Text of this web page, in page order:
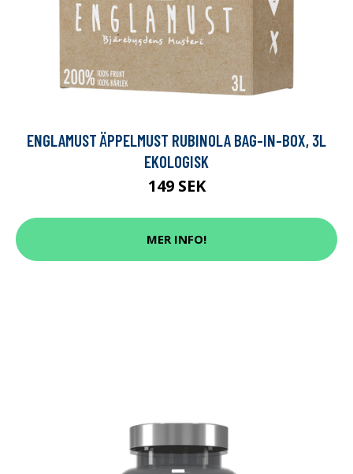
ENGLAMUST ÄPPELMUST RUBINOLA BAG-IN-BOX, 3L
EKOLOGISK
149 SEK
MER INFO!